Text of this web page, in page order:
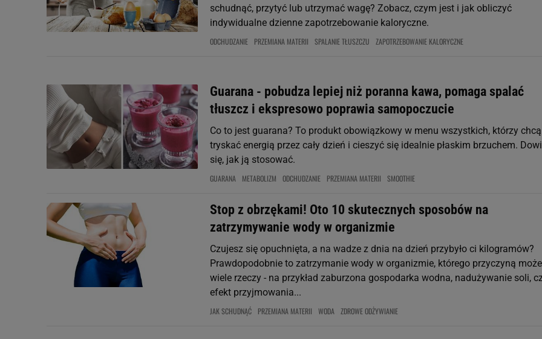
schudnąć, przytyć lub utrzymać wagę? Zobacz, czym jest i jak obliczyć
indywidualne dzienne zapotrzebowanie kaloryczne.
ODCHUDZANIE PRZEMIANA MATERII SPALANIE TŁUSZCZU ZAPOTRZEBOWANIE KALORYCZNE
Guarana - pobudza lepiej niż poranna kawa, pomaga spalać
tłuszcz i ekspresowo poprawia samopoczucie
Co to jest guarana? To produkt obowiązkowy w menu wszystkich, którzy chcą
tryskać energią przez cały dzień i cieszyć się idealnie płaskim brzuchem.
się, jak ją stosować.
GUARANA METABOLIZM ODCHUDZANIE PRZEMIANA MATERII SMOOTHIE
Stop z obrzękami! Oto 10 skutecznych sposobów na
zatrzymywanie wody w organizmie
Czujesz się opuchnięta, a na wadze z dnia na dzień przybyło ci kilogramów?
Prawdopodobnie to zatrzymanie wody w organizmie, którego przyczyną
wiele rzeczy - na przykład zaburzona gospodarka wodna, nadużywanie soli,
efekt przyjmowania...
JAK SCHUDNĄĆ PRZEMIANA MATERII WODA ZDROWE ODŻYWIANIE